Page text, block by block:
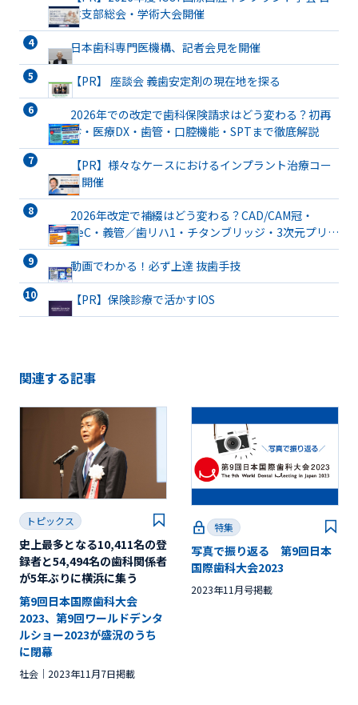
本支部総会・学術大会開催
日本歯科専門医機構、記者会見を開催
【PR】 座談会 義歯安定剤の現在地を探る
2026年での改定で歯科保険請求はどう変わる？初再
診・医療DX・歯管・口腔機能・SPTまで徹底解説
【PR】様々なケースにおけるインプラント治療コー
ス開催
2026年改定で補綴はどう変わる？CAD/CAM冠・
TeC・義管／歯リハ1・チタンブリッジ・3次元プリン
ト有床義歯まで詳解
動画でわかる！必ず上達 抜歯手技
【PR】保険診療で活かすIOS
関連する記事
トピックス
史上最多となる10,411名の登
録者と54,494名の歯科関係者
が5年ぶりに横浜に集う
第9回日本国際歯科大会
2023、第9回ワールドデンタ
ルショー2023が盛況のうち
に閉幕
社会 2023年11月7日掲載
特集
写真で振り返る 第9回日本
国際歯科大会2023
2023年11月号掲載